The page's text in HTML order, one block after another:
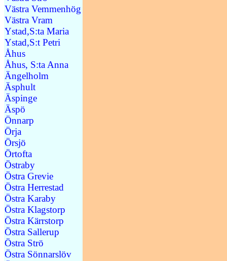
Västra Vemmenhög
Västra Vram
Ystad,S:ta Maria
Ystad,S:t Petri
Åhus
Åhus, S:ta Anna
Ängelholm
Äsphult
Äspinge
Äspö
Önnarp
Örja
Örsjö
Örtofta
Östraby
Östra Grevie
Östra Herrestad
Östra Karaby
Östra Klagstorp
Östra Kärrstorp
Östra Sallerup
Östra Strö
Östra Sönnarslöv